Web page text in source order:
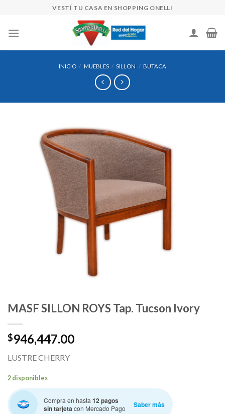
content
VESTÍ TU CASA EN SHOPPING ONELLI
INICIO / MUEBLES / SILLON / BUTACA
MASF SILLON ROYS Tap. Tucson Ivory
$946,447.00
LUSTRE CHERRY
2 disponibles
Compra en hasta 12 pagos
sin tarjetacon Mercado Pago Saber más